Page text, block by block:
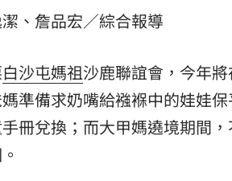
直播 18:00
頂奢大道」逐漸成形 12:00
千萬頭獎超「爸」氣 12:00
職涯論壇9/12登場！
、詹品宏／綜合報導
白沙屯媽祖沙鹿聯誼會，今年
準備求奶嘴給襁褓中的娃娃
冊兌換；而大甲媽遶境期間